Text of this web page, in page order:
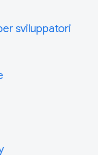
sviluppatori